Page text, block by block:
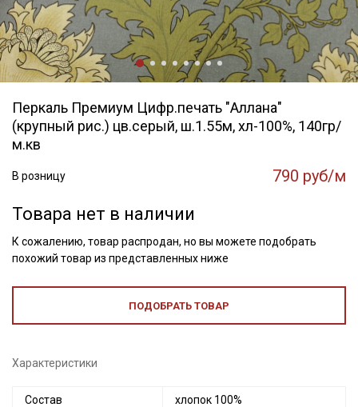
Перкаль Премиум Цифр.печать "Аллана"
(крупный рис.) цв.серый, ш.1.55м, хл-100%, 140гр/
м.кв
В розницу 790 руб/м
Товара нет в наличии
К сожалению, товар распродан, но вы можете подобрать
похожий товар из представленных ниже
ПОДОБРАТЬ ТОВАР
Характеристики
Состав хлопок 100%